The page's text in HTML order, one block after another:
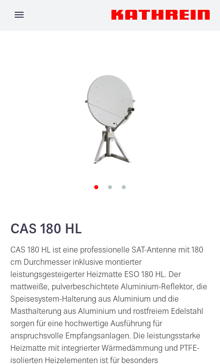
CAS 180 HL
CAS 180 HL ist eine professionelle SAT-Antenne mit 180
cm Durchmesser inklusive montierter
leistungsgesteigerter Heizmatte ESO 180 HL. Der
mattweiße, pulverbeschichtete Aluminium-Reflektor, die
Speisesystem-Halterung aus Aluminium und die
Masthalterung aus Aluminium und rostfreiem Edelstahl
sorgen für eine hochwertige Ausführung für
anspruchsvolle Empfangsanlagen. Die leistungsstarke
Heizmatte mit integrierter Wärmedämmung und PTFE-
isolierten Heizelementen ist für besonders